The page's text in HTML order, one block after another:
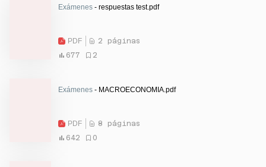
Exámenes - respuestas test.pdf
PDF
2 páginas
677
2
Exámenes - MACROECONOMIA.pdf
PDF
8 páginas
642
0